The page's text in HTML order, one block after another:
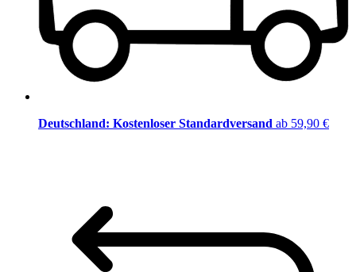
Deutschland: Kostenloser Standardversand ab 59,90 €